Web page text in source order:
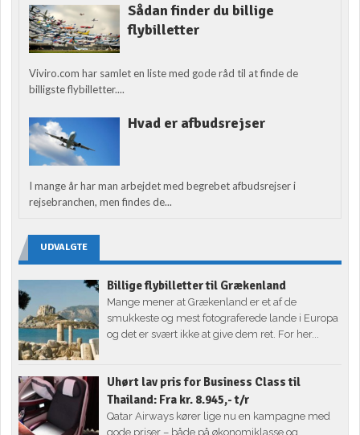
Sådan finder du billige
flybilletter
Viviro.com har samlet en liste med gode råd til at finde de
billigste flybilletter....
Hvad er afbudsrejser
I mange år har man arbejdet med begrebet afbudsrejser i
rejsebranchen, men findes de...
UDVALGTE
Billige flybilletter til Grækenland
Mange mener at Grækenland er et af de
smukkeste og mest fotograferede lande i Europa
og det er svært ikke at give dem ret. For her...
Uhørt lav pris for Business Class til
Thailand: Fra kr. 8.945,- t/r
Qatar Airways kører lige nu en kampagne med
gode priser – både på økonomiklasse og